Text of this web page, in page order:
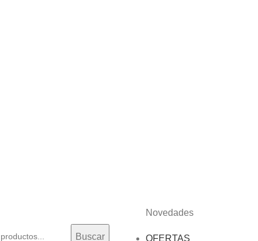
Buscar
Novedades
OFERTAS